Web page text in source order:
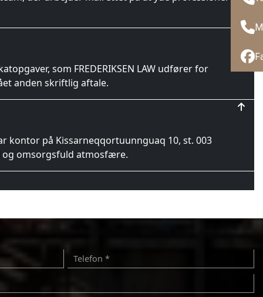
som FREDERIKSEN LAW udfører for
anden skriftlig aftale.
kontor på Kissarneqqortuunnguaq 10, st. 003
og omsorgsfuld atmosfære.